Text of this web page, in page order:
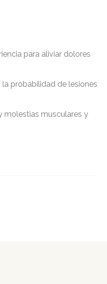
para aliviar dolores
probabilidad de lesiones
molestias musculares y